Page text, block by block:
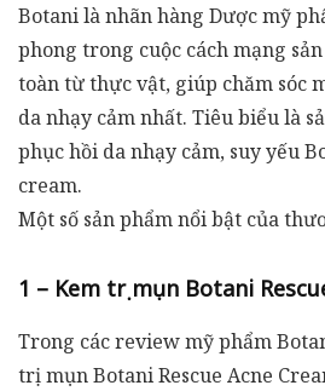
Botani là nhãn hàng Dược mỹ
phong trong cuộc cách mạng
toàn từ thực vật, giúp chăm sóc
da nhạy cảm nhất. Tiêu biểu là
phục hồi da nhạy cảm, suy yếu
cream.
Một số sản phẩm nổi bật của
1 – Kem trị mụn Botani
Trong các review mỹ phẩm
trị mụn Botani Rescue Acne